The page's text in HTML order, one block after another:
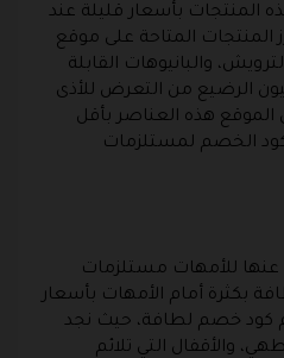
المنتجات بأسعار قليلة عند
المتاحة على موقع
والبانيوهات القابلة
الرضيع من التعرض للأذى
هذه العناصر بأقل
الخصم لمستلزمات
عنها للأمهات مستلزمات
بكثرة أمام الأمهات بأسعار
كود خصم لطافة، حيث نجد
والأقفال التي تلائم